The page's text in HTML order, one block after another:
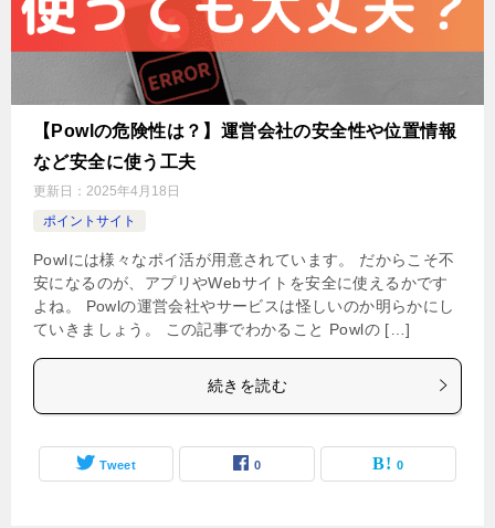
【Powlの危険性は？】運営会社の安全性や位置情報
など安全に使う工夫
更新日： 2025年4月18日
ポイントサイト
Powlには様々なポイ活が用意されています。 だからこそ不
安になるのが、アプリやWebサイトを安全に使えるかです
よね。 Powlの運営会社やサービスは怪しいのか明らかにし
ていきましょう。 この記事でわかること Powlの […]
続きを読む
Tweet 0 0